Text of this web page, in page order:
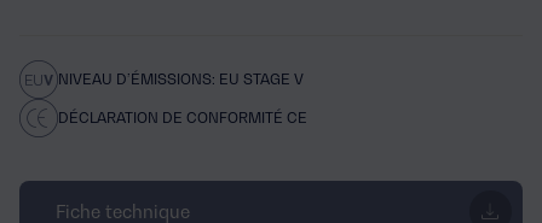
NIVEAU D’ÉMISSIONS: EU STAGE V
DÉCLARATION DE CONFORMITÉ CE
Fiche technique